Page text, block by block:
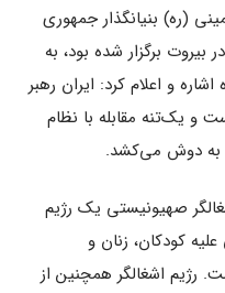
(ره) بنیانگذار جمهوری
برگزار شده بود، به
و اعلام کرد: ایران رهبر
یک‌تنه مقابله با نظام
به دوش می‌کشد.
صهیونیستی یک رژیم
کودکان، زنان و
رژیم اشغالگر همچنین از